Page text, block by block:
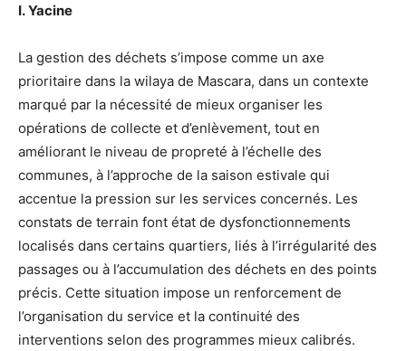
I.Yacine
La gestion des déchets s’impose comme un axe
prioritaire dans la wilaya de Mascara, dans un contexte
marqué par la nécessité de mieux organiser les
opérations de collecte et d’enlèvement, tout en
améliorant le niveau de propreté à l’échelle des
communes, à l’approche de la saison estivale qui
accentue la pression sur les services concernés. Les
constats de terrain font état de dysfonctionnements
localisés dans certains quartiers, liés à l’irrégularité des
passages ou à l’accumulation des déchets en des points
précis. Cette situation impose un renforcement de
l’organisation du service et la continuité des
interventions selon des programmes mieux calibrés.